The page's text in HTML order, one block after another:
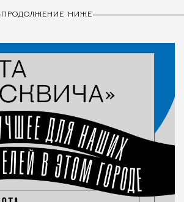
ПРОДОЛЖЕНИЕ НИЖЕ